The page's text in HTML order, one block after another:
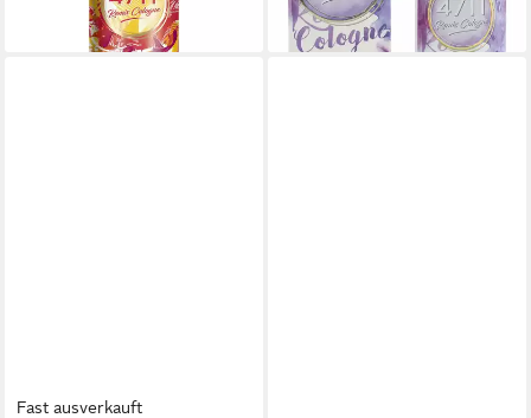
(229,90 €/ 1 l)
lieferbar - in 1-2 Werktagen bei dir
(106,67 €/ 1 l)
lieferbar - in 2-3 Werktagen bei dir
Fast ausverkauft